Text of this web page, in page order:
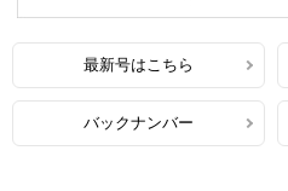
最新号はこちら
バックナンバー